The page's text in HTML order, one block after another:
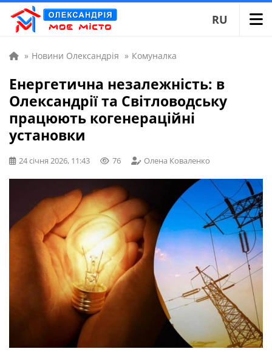
RU
» Новини Олександрія » Комуналка
Енергетична незалежність: в
Олександрії та Світловодську
працюють когенераційні
установки
24 січня 2026, 11:43 76 Олена Коваленко